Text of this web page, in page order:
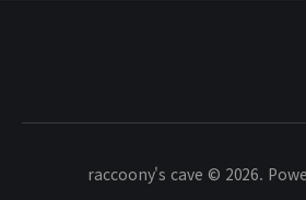
raccoony's cave © 2026.